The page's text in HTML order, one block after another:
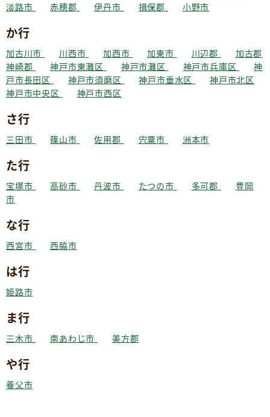
淡路市
赤穂郡 伊丹市 揖保郡 小野市
か行
加古川市 川西市 加西市 加東市 川辺郡
加古郡
神崎郡
神戸市東灘区 神戸市灘区 神戸市兵庫区
神
戸市長田区
神戸市須磨区 神戸市垂水区
神戸市北区
神戸市中央区
神戸市西区
さ行
三田市 篠山市 佐用郡 宍粟市 洲本市
た行
宝塚市 高砂市 丹波市 たつの市 多可郡
豊岡
市
な行
西宮市 西脇市
は行
姫路市
ま行
三木市 南あわじ市 美方郡
や行
養父市